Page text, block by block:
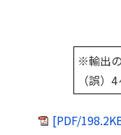
※輸
（誤
[PDF/